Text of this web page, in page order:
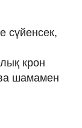
сүйенсек,
крон
шамамен